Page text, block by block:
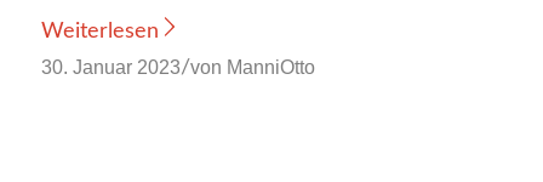
Weiterlesen
30. Januar 2023/von ManniOtto